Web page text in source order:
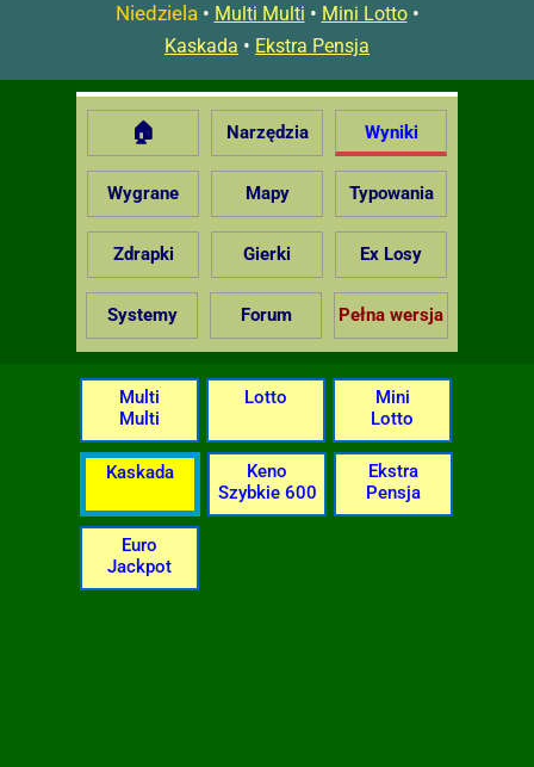
Niedziela• Multi Multi • Mini Lotto•
Kaskada • Ekstra Pensja
🏠 Narzędzia Wyniki
Wygrane Mapy Typowania
Zdrapki Gierki Ex Losy
Systemy Forum Pełna wersja
Multi
Multi
Lotto
Mini
Lotto
Kaskada
Keno
Szybkie 600
Ekstra
Pensja
Euro
Jackpot